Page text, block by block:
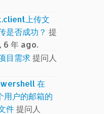
上传文
是否成功？ 提
6 年 ago.
目需求提问人
在
户的邮箱的
件提问人